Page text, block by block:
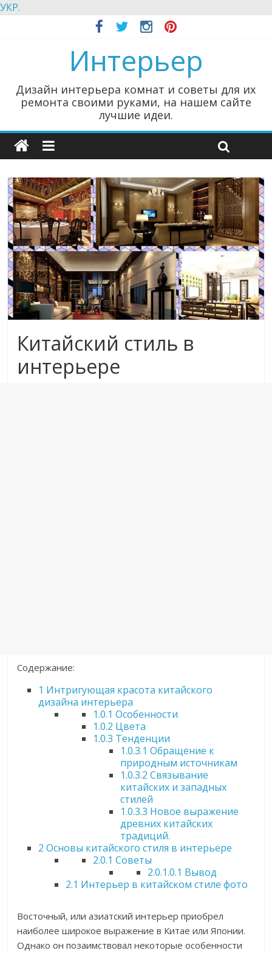
УКР.
Интерьер
Дизайн интерьера комнат и советы для их
ремонта своими руками, на нашем сайте
лучшие идеи.
Китайский стиль в
интерьере
Содержание:
1 Интригующая красота китайского
дизайна интерьера
1.0.1 Особенности
1.0.2 Цвета
1.0.3 Тенденции
1.0.3.1 Обращение к
природным источникам
1.0.3.2 Связывание
китайских и западных
стилей
1.0.3.3 Новое выражение
древних китайских
традиций.
2 Основы китайского стиля в интерьере
2.0.1 Советы
2.0.1.0.1 Вывод
2.1 Интерьер в китайском стиле фото
Восточный, или азиатский интерьер приобрел
наиболее широкое выражение в Китае или Японии.
Однако он позаимствовал некоторые особенности